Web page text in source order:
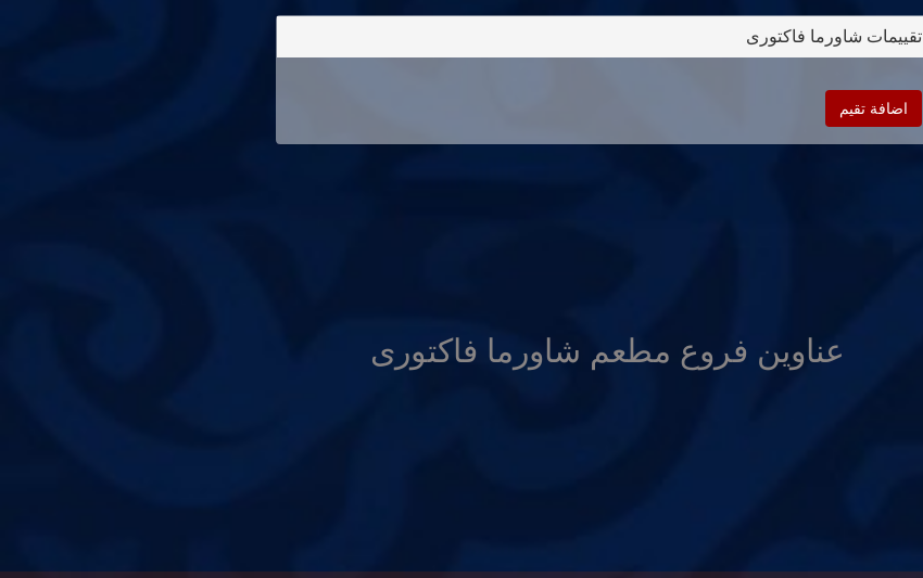
تقييمات شاورما فاكتورى
اضافة تقيم
عناوين فروع مطعم شاورما فاكتورى